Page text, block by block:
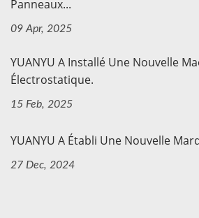
Panneaux...
09 Apr, 2025
YUANYU A Installé Une Nouvelle
Électrostatique.
15 Feb, 2025
YUANYU A Établi Une Nouvelle
27 Dec, 2024